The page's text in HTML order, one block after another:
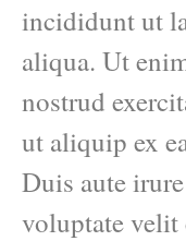
incididunt ut
aliqua. Ut
nostrud
ut aliquip ex
Duis aute
voluptate velit